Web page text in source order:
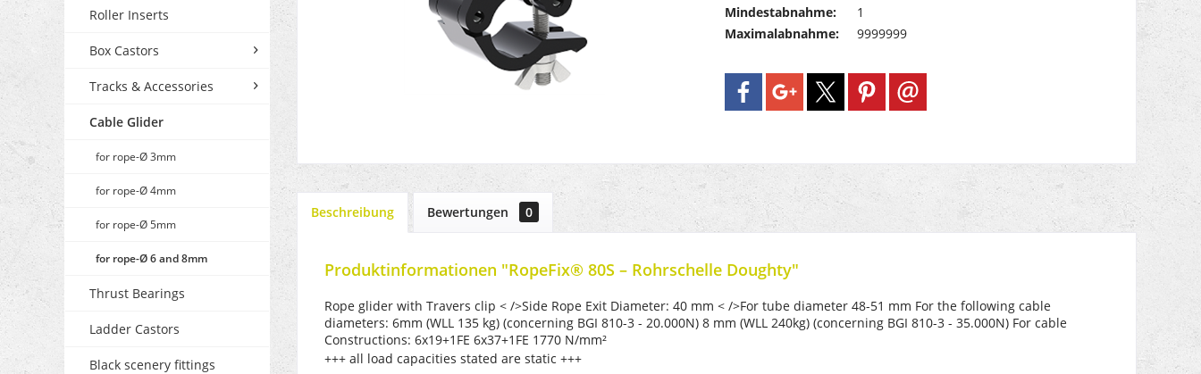
Roller Inserts
Box Castors
Tracks & Accessories
Cable Glider
for rope-Ø 3mm
for rope-Ø 4mm
for rope-Ø 5mm
for rope-Ø 6 and 8mm
Thrust Bearings
Ladder Castors
Black scenery fittings
Mindestabnahme:
1
Maximalabnahme:
9999999
Beschreibung Bewertungen 0
Produktinformationen "RopeFix® 80S – Rohrschelle Doughty"
Rope glider with Travers clip < />Side Rope Exit Diameter: 40 mm < />For tube diameter 48-51 mm For the following cable
diameters: 6mm (WLL 135 kg) (concerning BGI 810-3 - 20.000N) 8 mm (WLL 240kg) (concerning BGI 810-3 - 35.000N) For cable
Constructions: 6x19+1FE 6x37+1FE 1770 N/mm²
+++ all load capacities stated are static +++